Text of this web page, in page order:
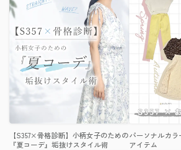
【S357×骨格診断】小柄女子のための
『夏コーデ』垢抜けスタイル術
パーソナルカ
アイテム